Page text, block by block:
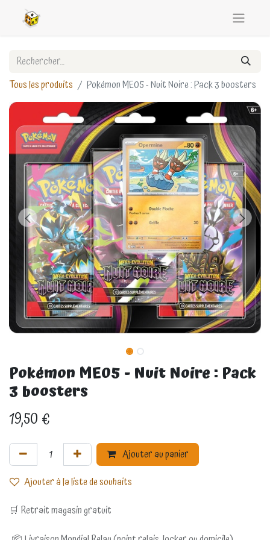
Tous les produits Pokémon ME05 - Nuit Noire : Pack 3 boosters
Pokémon ME05 - Nuit Noire : Pack
3 boosters
19,50€
Ajouter au panier
Ajouter à la liste de souhaits
🛒 Retrait magasin gratuit